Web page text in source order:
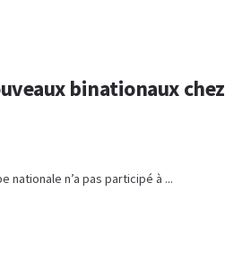
binationaux chez
nationale n’a pas participé à ...